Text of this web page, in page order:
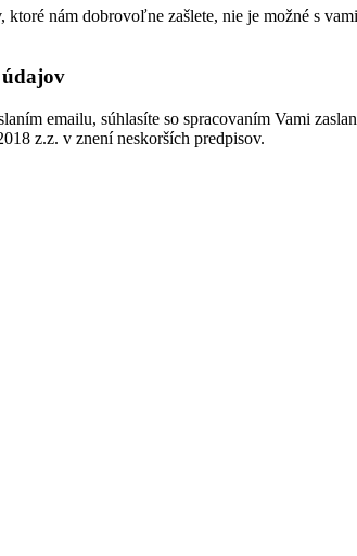
ktoré nám dobrovoľne zašlete, nie je možné s
údajov
emailu, súhlasíte so spracovaním Vami
z.z. v znení neskorších predpisov.